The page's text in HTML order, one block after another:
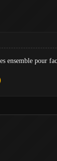
ensemble pour